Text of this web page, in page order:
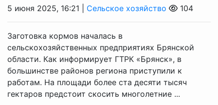
5 июня 2025, 16:21 | Сельское хозяйство 104
Заготовка кормов началась в
сельскохозяйственных предприятиях Брянской
области. Как информирует ГТРК «Брянск», в
большинстве районов региона приступили к
работам. На площади более ста десяти тысяч
гектаров предстоит скосить многолетние ...